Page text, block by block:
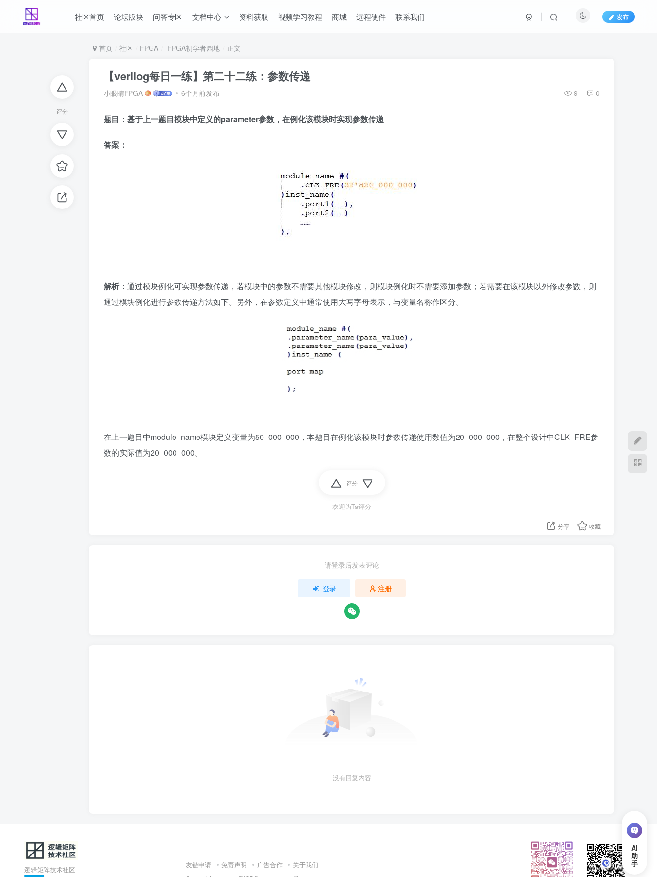
社区首页 论坛版块 问答专区 文档中心 资料获取 视频学习教程 商城 远程硬件 联系我们 发布
评分
首页 社区 FPGA FPGA初学者园地 正文
【verilog每日一练】第二十二练：参数传递
小眼睛FPGA 6个月前发布 9 0
题目：基于上一题目模块中定义的parameter参数，在例化该模块时实现参数传递
答案：
解析： 通过模块例化可实现参数传递，若模块中的参数不需要其他模块修改，则模块例化时不需要添加参数；若需要在该模块以外修改参数，则
通过模块例化进行参数传递方法如下。另外，在参数定义中通常使用大写字母表示，与变量名称作区分。
在上一题目中module_name模块定义变量为50_000_000，本题目在例化该模块时参数传递使用数值为20_000_000，在整个设计中CLK_FRE参
数的实际值为20_000_000。
评分
欢迎为Ta评分
分享 收藏
请登录后发表评论
登录 注册
没有回复内容
逻辑矩阵技术社区
友链申请 免责声明 广告合作 关于我们